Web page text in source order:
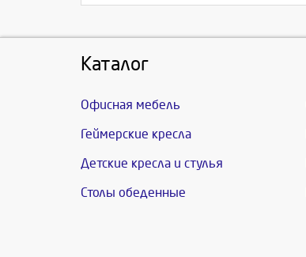
Каталог
Офисная мебель
Геймерские кресла
Детские кресла и стулья
Столы обеденные